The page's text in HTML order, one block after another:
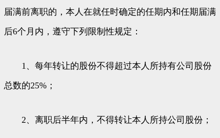
届满前离职的，本人在就任时确定的任期内和任期届满
后6个月内，遵守下列限制性规定：
1、每年转让的股份不得超过本人所持有公司股份
总数的25%；
2、离职后半年内，不得转让本人所持公司股份；